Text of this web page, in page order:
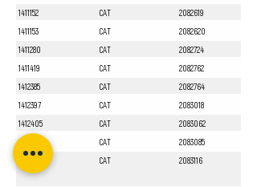
1411152
CAT
2082619
1411153
CAT
2082620
1411280
CAT
2082724
1411419
CAT
2082762
1412385
CAT
2082764
1412397
CAT
2083018
1412405
CAT
2083062
1412551
CAT
2083085
CAT 2083116